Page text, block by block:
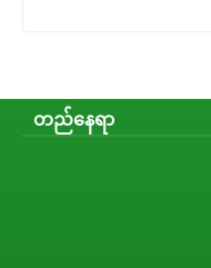
တည်နေရာ